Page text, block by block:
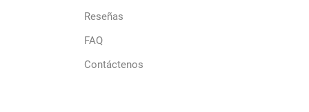
Reseñas
FAQ
Contáctenos